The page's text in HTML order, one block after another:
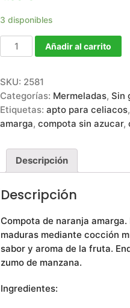
3 disponibles
Añadir al carrito
SKU: 2581
Categorías: Mermeladas, Sin
Etiquetas: apto para celiacos,
amarga, compota sin azucar,
Descripción
Descripción
Compota de naranja
maduras mediante cocción
sabor y aroma de la fruta.
zumo de manzana.
Ingredientes: